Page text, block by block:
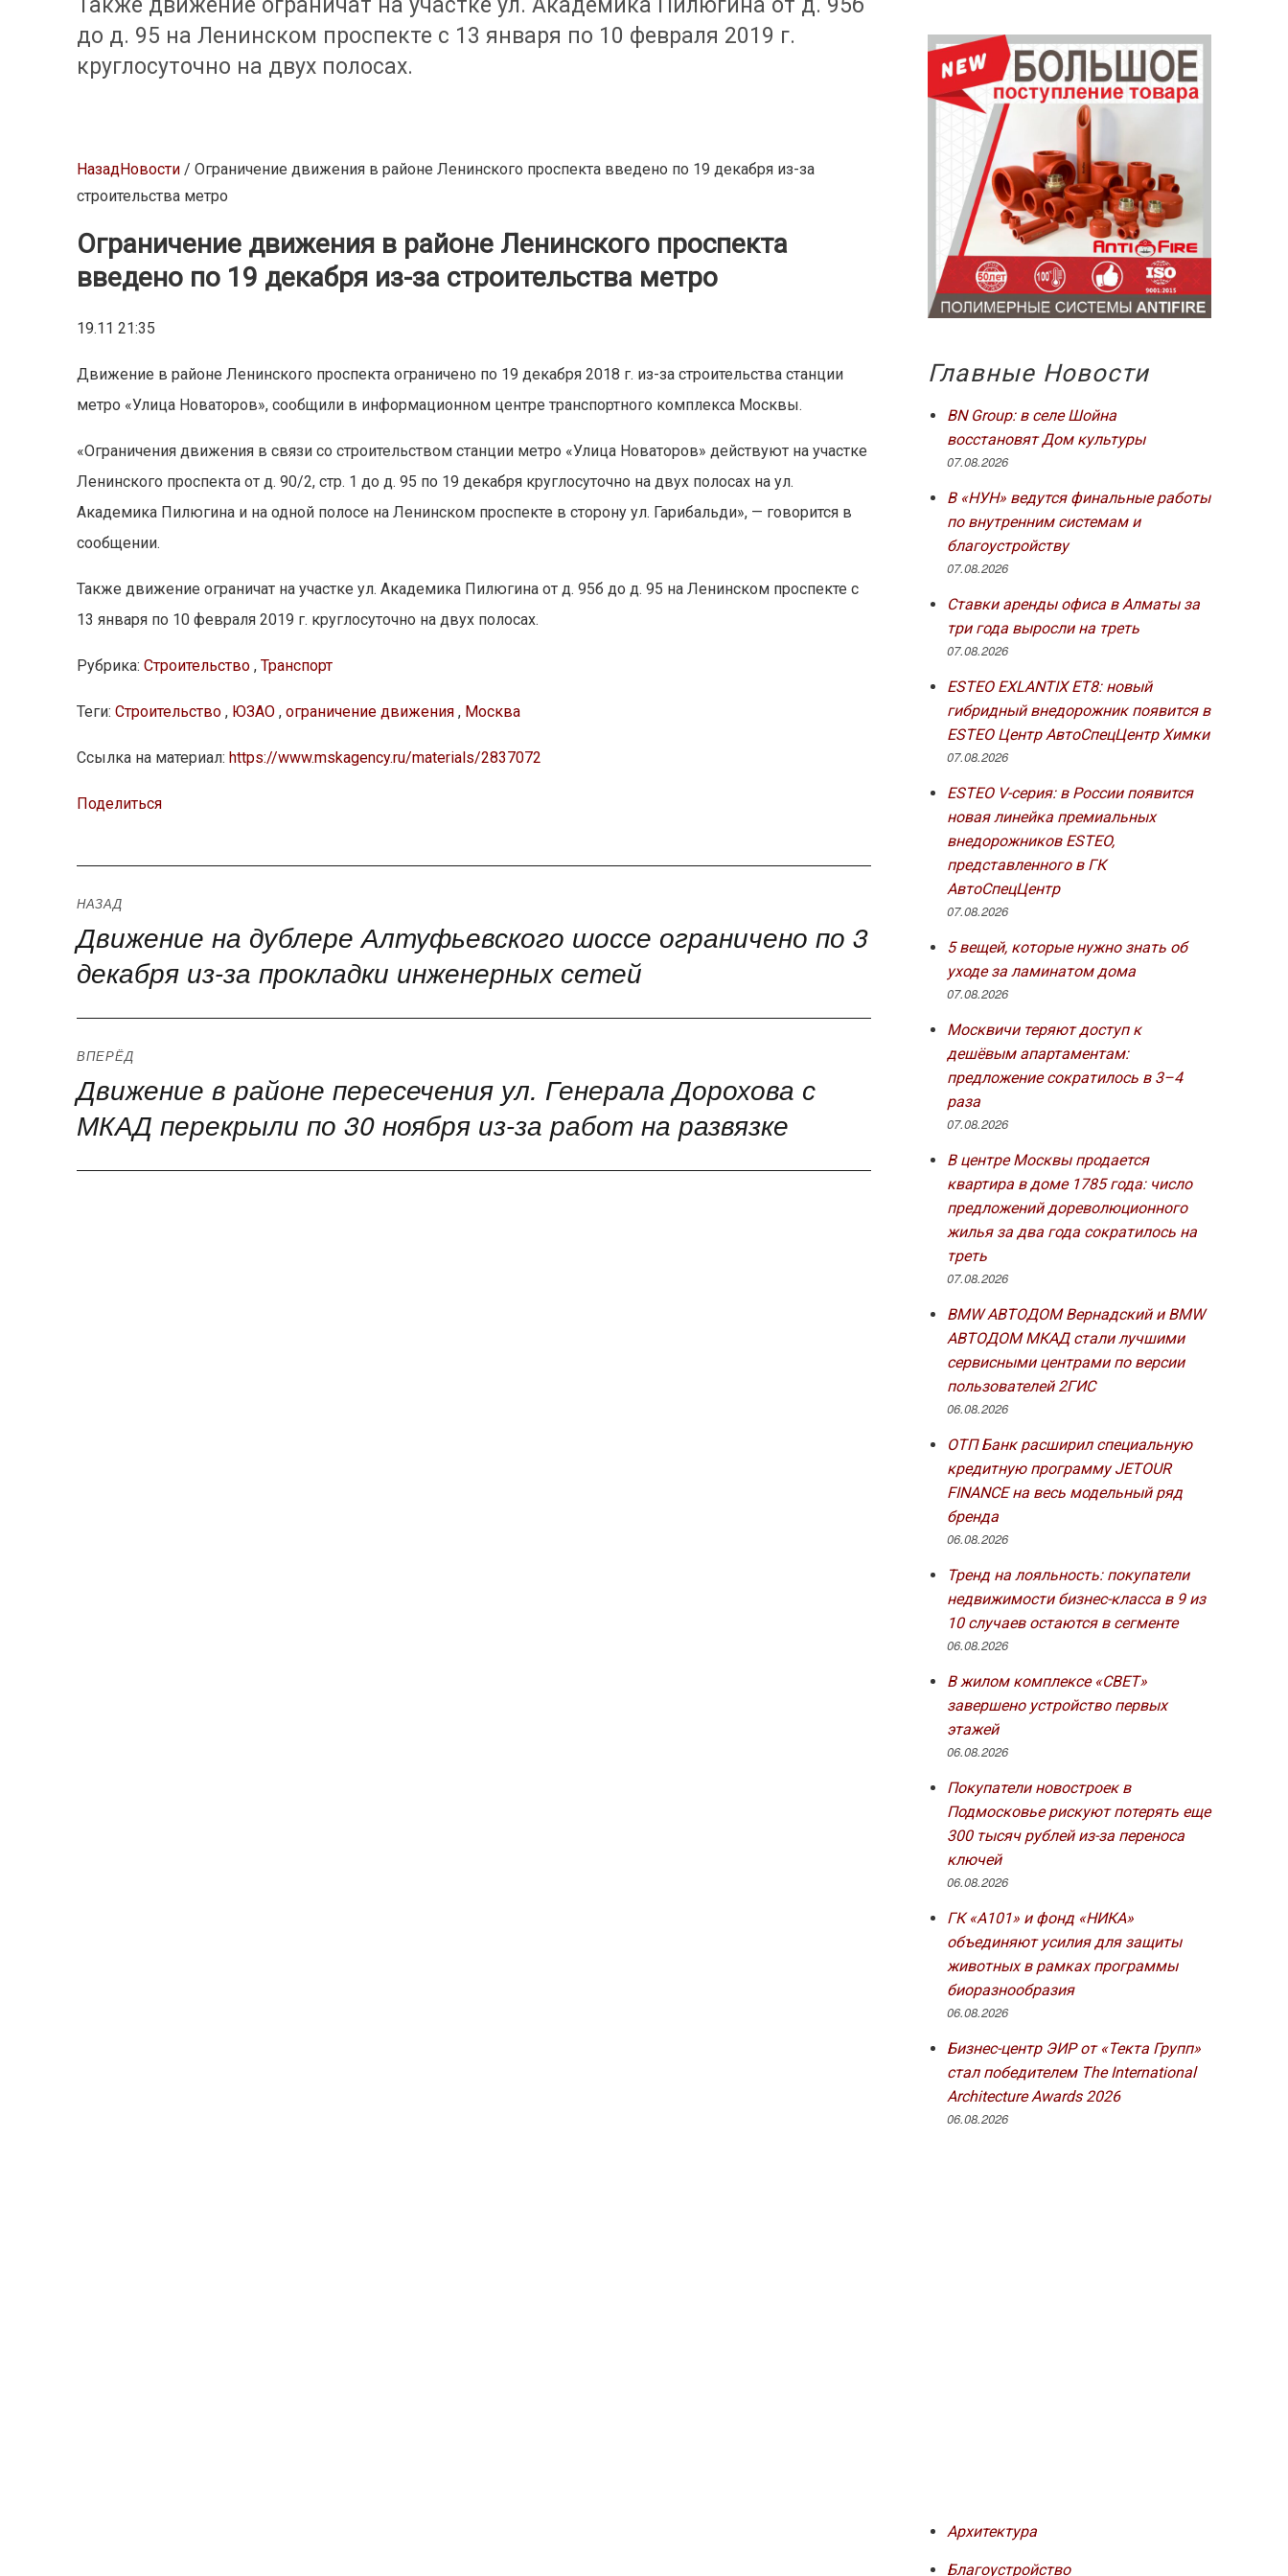
Также движение ограничат на участке ул. Академика Пилюгина от д. 95б
до д. 95 на Ленинском проспекте с 13 января по 10 февраля 2019 г.
круглосуточно на двух полосах.
НазадНовости / Ограничение движения в районе Ленинского проспекта введено по 19 декабря из-за
строительства метро
Ограничение движения в районе Ленинского проспекта
введено по 19 декабря из-за строительства метро
19.11 21:35
Движение в районе Ленинского проспекта ограничено по 19 декабря 2018 г. из-за строительства станции
метро «Улица Новаторов», сообщили в информационном центре транспортного комплекса Москвы.
«Ограничения движения в связи со строительством станции метро «Улица Новаторов» действуют на участке
Ленинского проспекта от д. 90/2, стр. 1 до д. 95 по 19 декабря круглосуточно на двух полосах на ул.
Академика Пилюгина и на одной полосе на Ленинском проспекте в сторону ул. Гарибальди», — говорится в
сообщении.
Также движение ограничат на участке ул. Академика Пилюгина от д. 95б до д. 95 на Ленинском проспекте с
13 января по 10 февраля 2019 г. круглосуточно на двух полосах.
Рубрика:Строительство ,Транспорт
Теги:Строительство , ЮЗАО ,ограничение движения , Москва
Ссылка на материал:https://www.mskagency.ru/materials/2837072
Поделиться
Навигация
по
записям
НАЗАД
Предыдущая
запись:
Движение на дублере Алтуфьевского шоссе ограничено по 3
декабря из-за прокладки инженерных сетей
ВПЕРЁД
Следующая
запись:
Движение в районе пересечения ул. Генерала Дорохова с
МКАД перекрыли по 30 ноября из-за работ на развязке
Главные Новости
BN Group: в селе Шойна
восстановят Дом культуры
07.08.2026
В «НУН» ведутся финальные работы
по внутренним системам и
благоустройству
07.08.2026
Ставки аренды офиса в Алматы за
три года выросли на треть
07.08.2026
ESTEO EXLANTIX ET8: новый
гибридный внедорожник появится в
ESTEO Центр АвтоСпецЦентр Химки
07.08.2026
ESTEO V-серия: в России появится
новая линейка премиальных
внедорожников ESTEO,
представленного в ГК
АвтоСпецЦентр
07.08.2026
5 вещей, которые нужно знать об
уходе за ламинатом дома
07.08.2026
Москвичи теряют доступ к
дешёвым апартаментам:
предложение сократилось в 3–4
раза
07.08.2026
В центре Москвы продается
квартира в доме 1785 года: число
предложений дореволюционного
жилья за два года сократилось на
треть
07.08.2026
BMW АВТОДОМ Вернадский и BMW
АВТОДОМ МКАД стали лучшими
сервисными центрами по версии
пользователей 2ГИС
06.08.2026
ОТП Банк расширил специальную
кредитную программу JETOUR
FINANCE на весь модельный ряд
бренда
06.08.2026
Тренд на лояльность: покупатели
недвижимости бизнес-класса в 9 из
10 случаев остаются в сегменте
06.08.2026
В жилом комплексе «СВЕТ»
завершено устройство первых
этажей
06.08.2026
Покупатели новостроек в
Подмосковье рискуют потерять еще
300 тысяч рублей из-за переноса
ключей
06.08.2026
ГК «А101» и фонд «НИКА»
объединяют усилия для защиты
животных в рамках программы
биоразнообразия
06.08.2026
Бизнес-центр ЭИР от «Текта Групп»
стал победителем The International
Architecture Awards 2026
06.08.2026
Архитектура
Благоустройство